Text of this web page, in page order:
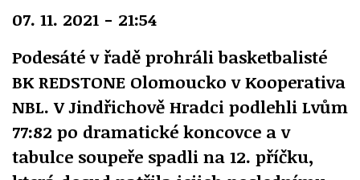
07. 11. 2021 - 21:54
Podesáté v řadě prohráli basketbalisté
BK REDSTONE Olomoucko v Kooperativa
NBL. V Jindřichově Hradci podlehli Lvům
77:82 po dramatické koncovce a v
tabulce soupeře spadli na 12. příčku,